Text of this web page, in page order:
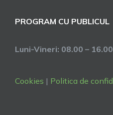
PROGRAM CU PUBLICUL
Luni-Vineri: 08.00 – 16.00
Cookies | Politica de